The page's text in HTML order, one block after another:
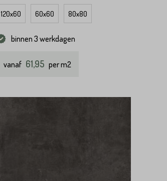
120x60 60x60 80x80
binnen 3 werkdagen
vanaf 61,95 per m2